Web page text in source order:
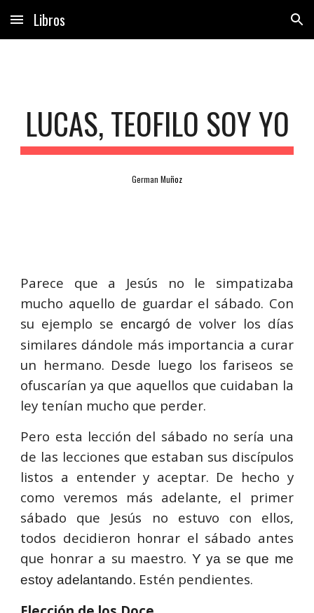
Skip to main content Skip to navigation
Libros
LUCAS, TEOFILO SOY YO
German Muñoz
Parece que a Jesús no le simpatizaba
mucho aquello de guardar el sábado. Con
su ejemplo se encargó de volver los días
similares dándole más importancia a curar
un hermano. Desde luego los fariseos se
ofuscarían ya que aquellos que cuidaban la
ley tenían mucho que perder.
Pero esta lección del sábado no sería una
de las lecciones que estaban sus discípulos
listos a entender y aceptar. De hecho y
como veremos más adelante, el primer
sábado que Jesús no estuvo con ellos,
todos decidieron honrar el sábado antes
que honrar a su maestro. Y ya se que me
estoy adelantando. Estén pendientes.